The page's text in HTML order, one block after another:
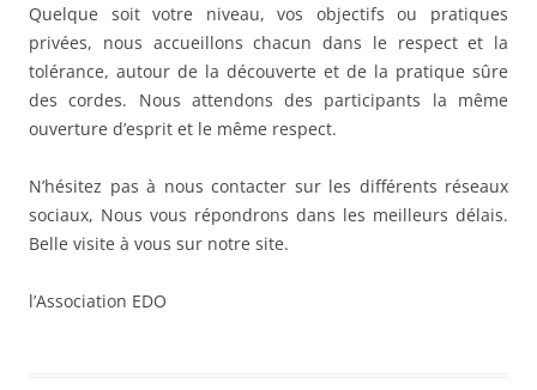
Quelque soit votre niveau, vos objectifs ou pratiques
privées, nous accueillons chacun dans le respect et la
tolérance, autour de la découverte et de la pratique sûre
des cordes. Nous attendons des participants la même
ouverture d’esprit et le même respect.
N’hésitez pas à nous contacter sur les différents réseaux
sociaux, Nous vous répondrons dans les meilleurs délais.
Belle visite à vous sur notre site.
l’Association EDO